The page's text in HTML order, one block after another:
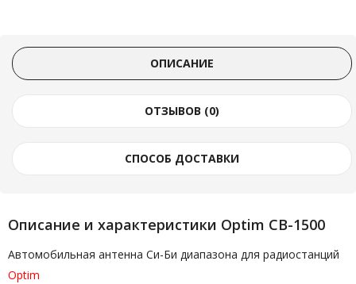
ОПИСАНИЕ
ОТЗЫВОВ (0)
СПОСОБ ДОСТАВКИ
Описание и характеристики Optim CB-1500
Автомобильная антенна Си-Би диапазона для радиостанций
Optim